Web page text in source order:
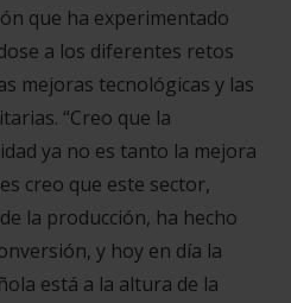
que ha experimentado
a los diferentes retos
mejoras tecnológicas y las
“Creo que la
ya no es tanto la mejora
creo que este sector,
la producción, ha hecho
y hoy en día la
está a la altura de la